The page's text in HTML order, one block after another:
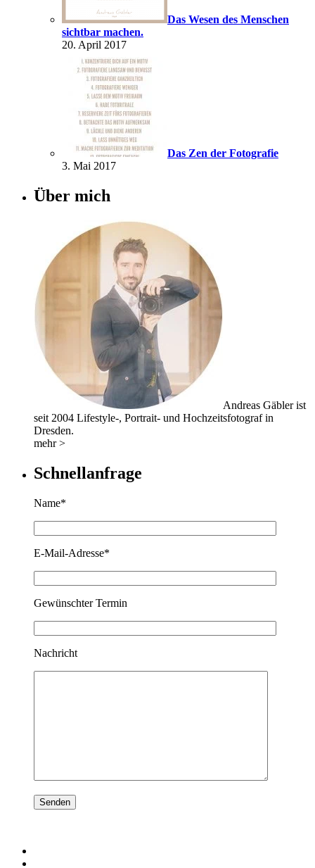
Das Wesen des Menschen
sichtbar machen.
20. April 2017
Das Zen der Fotografie
3. Mai 2017
Über mich
Andreas Gäbler ist
seit 2004 Lifestyle-, Portrait- und Hochzeitsfotograf in
Dresden.
mehr >
Schnellanfrage
Name*
E-Mail-Adresse*
Gewünschter Termin
Nachricht